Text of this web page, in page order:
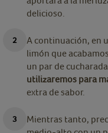
delicioso.
A continuación, en
limón que
un par de
utilizaremos para
extra de sabor.
Mientras tanto,